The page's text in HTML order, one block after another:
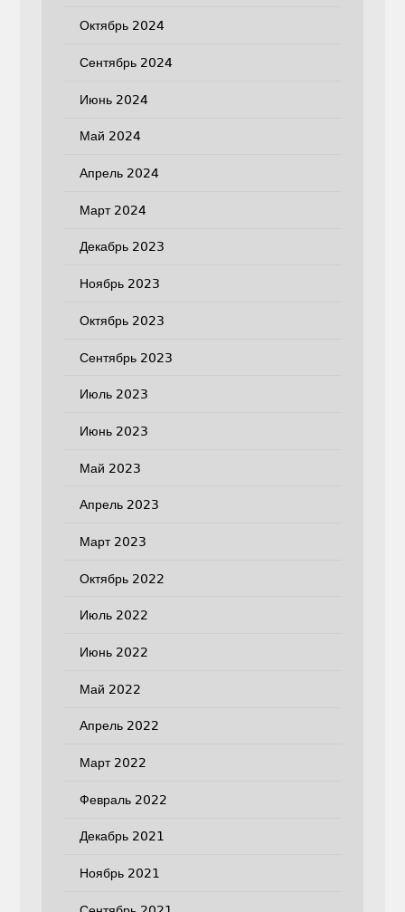
Октябрь 2024
Сентябрь 2024
Июнь 2024
Май 2024
Апрель 2024
Март 2024
Декабрь 2023
Ноябрь 2023
Октябрь 2023
Сентябрь 2023
Июль 2023
Июнь 2023
Май 2023
Апрель 2023
Март 2023
Октябрь 2022
Июль 2022
Июнь 2022
Май 2022
Апрель 2022
Март 2022
Февраль 2022
Декабрь 2021
Ноябрь 2021